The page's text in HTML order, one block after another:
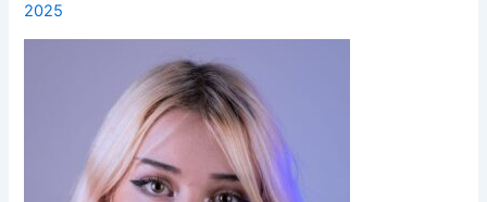
2025